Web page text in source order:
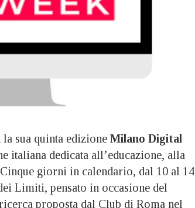
sua quinta edizione Milano Digital
italiana dedicata all’educazione, alla
giorni in calendario, dal 10 al 14
Limiti, pensato in occasione del
proposta dal Club di Roma nel